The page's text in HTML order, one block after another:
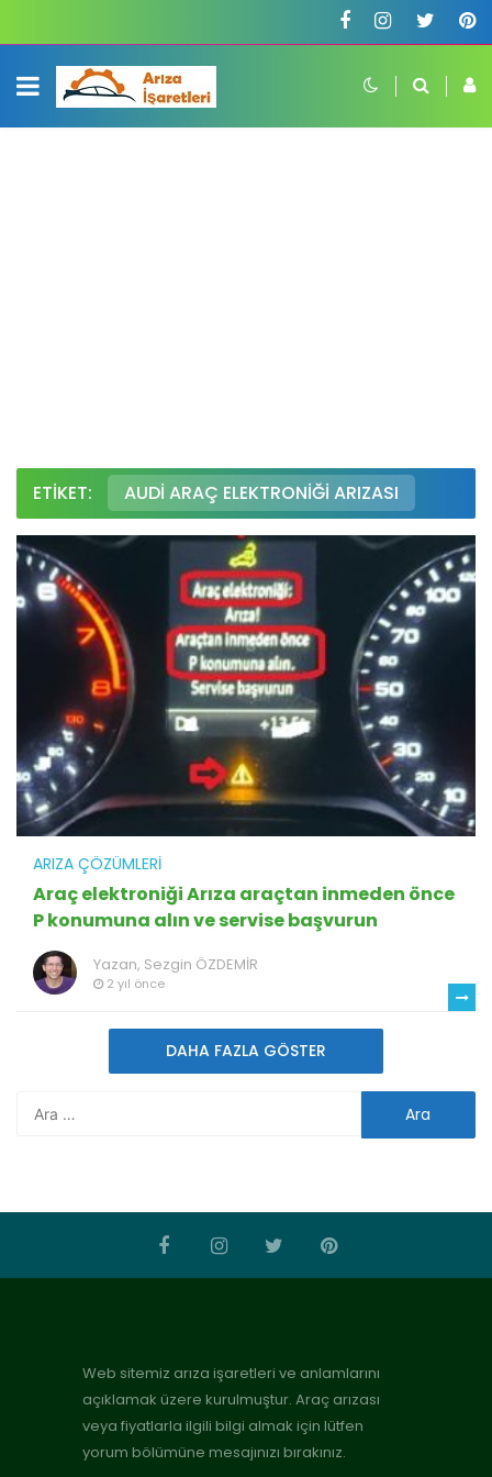
ETIKET: AUDI ARAÇ ELEKTRONIĞI ARIZASI
ARIZA ÇÖZÜMLERI
Araç elektroniği Arıza araçtan inmeden önce
P konumuna alın ve servise başvurun
Yazan, Sezgin ÖZDEMİR
2 yıl önce
DAHA FAZLA GÖSTER
Web sitemiz arıza işaretleri ve anlamlarını
açıklamak üzere kurulmuştur. Araç arızası
veya fiyatlarla ilgili bilgi almak için lütfen
yorum bölümüne mesajınızı bırakınız.